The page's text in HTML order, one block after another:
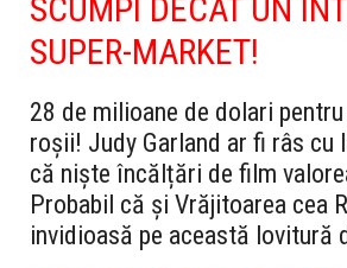
SCUMPI DECÂT UN
SUPER-MARKET!
28 de milioane de dolari
roșii! Judy Garland ar fi râs cu
că niște încălțări de film
Probabil că și Vrăjitoarea cea
invidioasă pe această lovitură